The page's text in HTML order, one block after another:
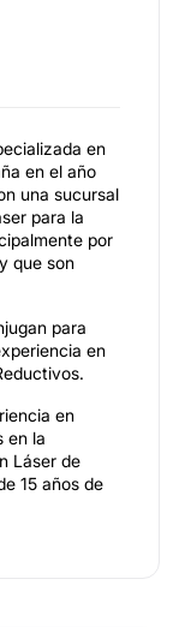
en
en el año
una sucursal
para la
por
que son
para
en
en
en la
Láser de
15 años de
científica
y